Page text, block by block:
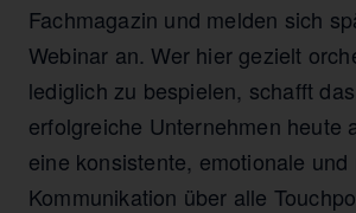
Fachmagazin und melden sich
Webinar an. Wer hier gezielt
lediglich zu bespielen, schafft
erfolgreiche Unternehmen heute
eine konsistente, emotionale und
Kommunikation über alle